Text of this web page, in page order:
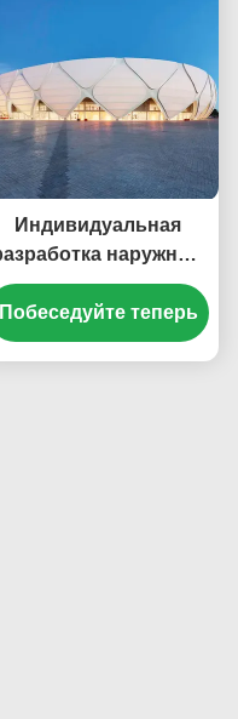
Индивидуальная
наружных
стальных
мембранных
конструкций
Побеседуйте теперь